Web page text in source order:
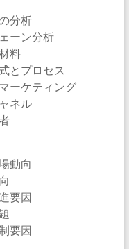
分析
ーン分析
料
とプロセス
ーケティング
ネル
動向
要因
要因